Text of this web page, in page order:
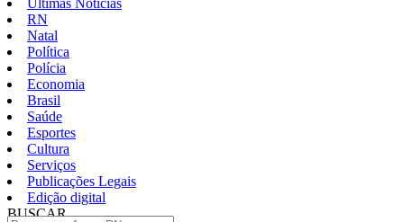
Últimas Notícias
RN
Natal
Política
Polícia
Economia
Brasil
Saúde
Esportes
Cultura
Serviços
Publicações Legais
Edição digital
BUSCAR